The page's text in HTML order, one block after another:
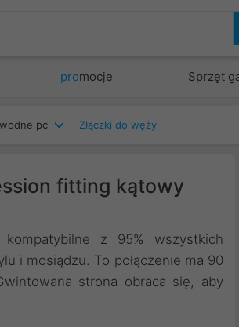
promocje Sprzęt
pc Złączki do węży
fitting kątowy
z 95% wszystkich
i mosiądzu. To połączenie ma 90
strona obraca się, aby